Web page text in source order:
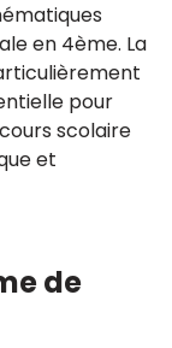
en 4ème. La
pour
scolaire
et
de